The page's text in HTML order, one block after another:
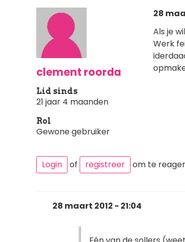
clement roorda
Lid sinds
21 jaar 4 maanden
Rol
Gewone gebruiker
28
Als je
Werk
Login of registreer om te
28 maart 2012 - 21:04